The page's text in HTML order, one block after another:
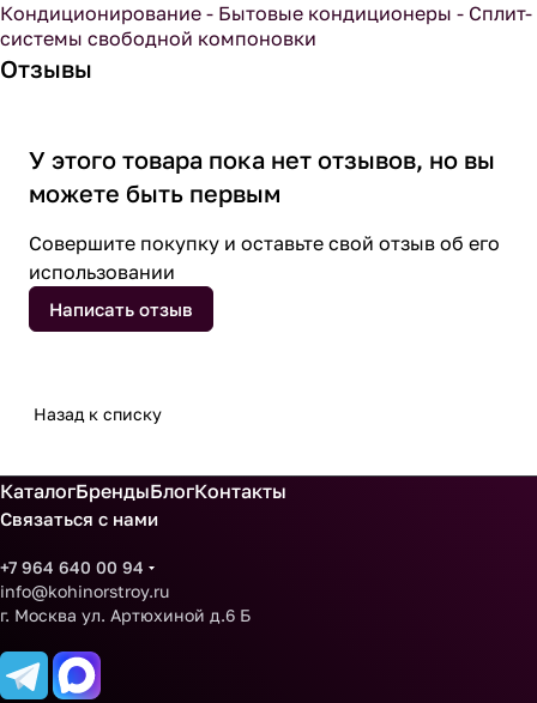
Кондиционирование - Бытовые кондиционеры - Сплит-
системы свободной компоновки
Отзывы
У этого товара пока нет отзывов, но вы
можете быть первым
Совершите покупку и оставьте свой отзыв об его
использовании
Написать отзыв
Назад к списку
КаталогБрендыБлогКонтакты
Связаться с нами
+7 964 640 00 94
info@kohinorstroy.ru
г. Москва ул. Артюхиной д.6 Б